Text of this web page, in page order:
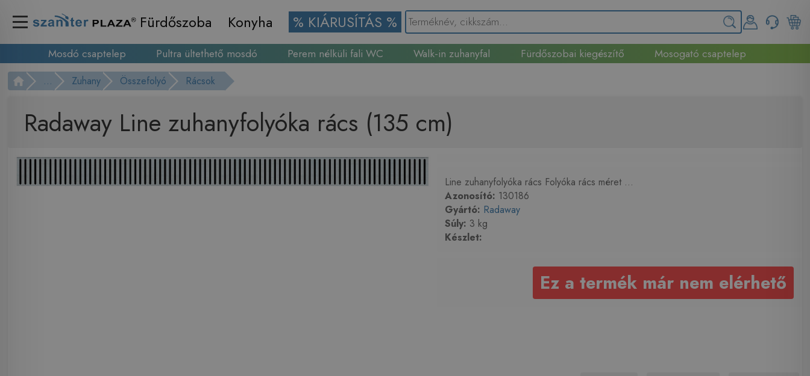
Fürdőszoba Konyha % KIÁRUSÍTÁS %
Mosdó csaptelep Pultra ültethető mosdó Perem nélküli fali WC Walk-in zuhanyfal Fürdőszobai kiegészítő
Mosogató csaptelep
... Zuhany Összefolyó Rácsok
Radaway Line zuhanyfolyóka rács (135 cm)
Line zuhanyfolyóka rács Folyóka rács méret ...
Azonosító: 130186
Gyártó: Radaway
Súly: 3 kg
Készlet:
Ez a termék már nem elérhető